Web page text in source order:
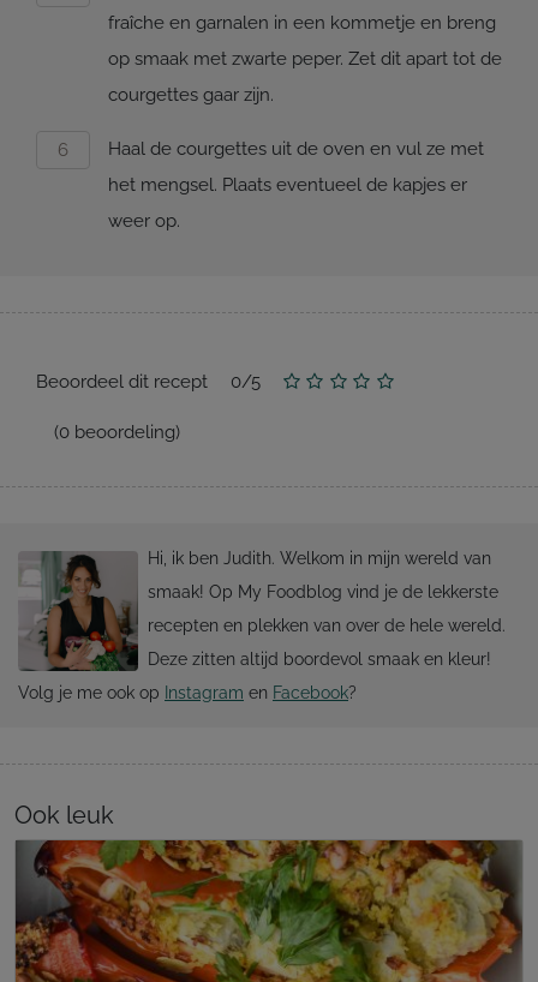
fraîche en garnalen in een kommetje en breng
op smaak met zwarte peper. Zet dit apart tot de
courgettes gaar zijn.
Haal de courgettes uit de oven en vul ze met
het mengsel. Plaats eventueel de kapjes er
weer op.
Beoordeel dit recept 0/5
(0 beoordeling)
Hi, ik ben Judith. Welkom in mijn wereld van
smaak! Op My Foodblog vind je de lekkerste
recepten en plekken van over de hele wereld.
Deze zitten altijd boordevol smaak en kleur!
Volg je me ook op Instagram en Facebook?
Ook leuk